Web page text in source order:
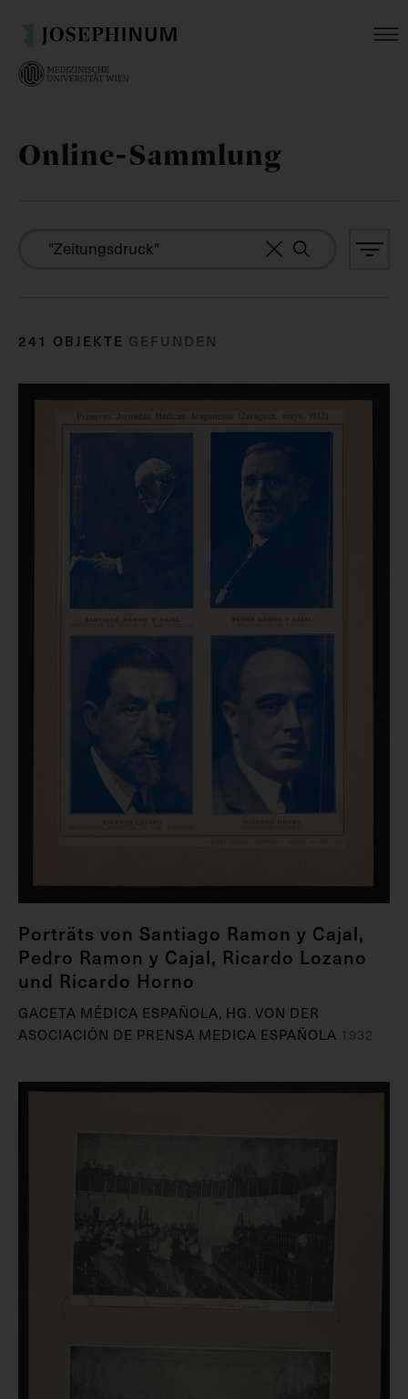
Online-Sammlung
241 OBJEKTE GEFUNDEN
Porträts von Santiago Ramon y Cajal,
Pedro Ramon y Cajal, Ricardo Lozano
und Ricardo Horno
GACETA MÉDICA ESPAÑOLA, HG. VON DER
ASOCIACIÓN DE PRENSA MEDICA ESPAÑOLA 1932